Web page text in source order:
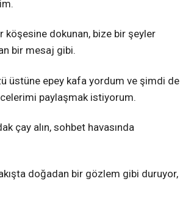
köşesine dokunan, bize bir şeyler
bir mesaj gibi.
üstüne epey kafa yordum ve şimdi de
paylaşmak istiyorum.
çay alın, sohbet havasında
doğadan bir gözlem gibi duruyor,